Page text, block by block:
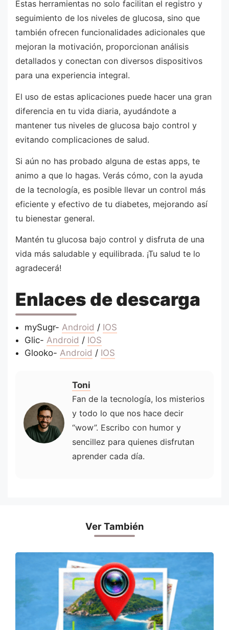
Estas herramientas no solo facilitan el registro y
seguimiento de los niveles de glucosa, sino que
también ofrecen funcionalidades adicionales que
mejoran la motivación, proporcionan análisis
detallados y conectan con diversos dispositivos
para una experiencia integral.
El uso de estas aplicaciones puede hacer una gran
diferencia en tu vida diaria, ayudándote a
mantener tus niveles de glucosa bajo control y
evitando complicaciones de salud.
Si aún no has probado alguna de estas apps, te
animo a que lo hagas. Verás cómo, con la ayuda
de la tecnología, es posible llevar un control más
eficiente y efectivo de tu diabetes, mejorando así
tu bienestar general.
Mantén tu glucosa bajo control y disfruta de una
vida más saludable y equilibrada. ¡Tu salud te lo
agradecerá!
Enlaces de descarga
mySugr- Android / IOS
Glic- Android / IOS
Glooko- Android / IOS
Toni
Fan de la tecnología, los misterios
y todo lo que nos hace decir
“wow”. Escribo con humor y
sencillez para quienes disfrutan
aprender cada día.
Ver También